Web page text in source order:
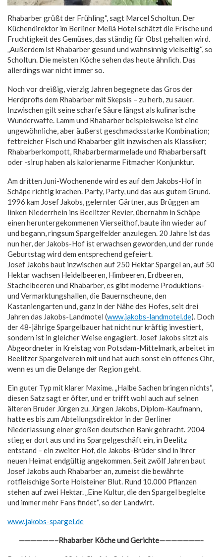
Rhabarber grüßt der Frühling“, sagt Marcel Scholtun. Der
Küchendirektor im Berliner Meliá Hotel schätzt die Frische und
Fruchtigkeit des Gemüses, das ständig für Obst gehalten wird.
„Außerdem ist Rhabarber gesund und wahnsinnig vielseitig“, so
Scholtun. Die meisten Köche sehen das heute ähnlich. Das
allerdings war nicht immer so.
Noch vor dreißig, vierzig Jahren begegnete das Gros der
Herdprofis dem Rhabarber mit Skepsis – zu herb, zu sauer.
Inzwischen gilt seine scharfe Säure längst als kulinarische
Wunderwaffe. Lamm und Rhabarber beispielsweise ist eine
ungewöhnliche, aber äußerst geschmacksstarke Kombination;
fettreicher Fisch und Rhabarber gilt inzwischen als Klassiker;
Rhabarberkompott, Rhabarbermarmelade und Rhabarbersaft
oder -sirup haben als kalorienarme Fitmacher Konjunktur.
Am dritten Juni-Wochenende wird es auf dem Jakobs-Hof in
Schäpe richtig krachen. Party, Party, und das aus gutem Grund.
1996 kam Josef Jakobs, gelernter Gärtner, aus Brüggen am
linken Niederrhein ins Beelitzer Revier, übernahm in Schäpe
einen heruntergekommenen Vierseithof, baute ihn wieder auf
und begann, ringsum Spargelfelder anzulegen. 20 Jahre ist das
nun her, der Jakobs-Hof ist erwachsen geworden, und der runde
Geburtstag wird dem entsprechend gefeiert.
Josef Jakobs baut inzwischen auf 250 Hektar Spargel an, auf 50
Hektar wachsen Heidelbeeren, Himbeeren, Erdbeeren,
Stachelbeeren und Rhabarber, es gibt moderne Produktions-
und Vermarktungshallen, die Bauernscheune, den
Kastaniengarten und, ganz in der Nähe des Hofes, seit drei
Jahren das Jakobs-Landmotel (www.jakobs-landmotel.de). Doch
der 48-jährige Spargelbauer hat nicht nur kräftig investiert,
sondern ist in gleicher Weise engagiert. Josef Jakobs sitzt als
Abgeordneter in Kreistag von Potsdam-Mittelmark, arbeitet im
Beelitzer Spargelverein mit und hat auch sonst ein offenes Ohr,
wenn es um die Belange der Region geht.
Ein guter Typ mit klarer Maxime. „Halbe Sachen bringen nichts“,
diesen Satz sagt er öfter, und er trifft wohl auch auf seinen
älteren Bruder Jürgen zu. Jürgen Jakobs, Diplom-Kaufmann,
hatte es bis zum Abteilungsdirektor in der Berliner
Niederlassung einer großen deutschen Bank gebracht. 2004
stieg er dort aus und ins Spargelgeschäft ein, in Beelitz
entstand – ein zweiter Hof, die Jakobs-Brüder sind in ihrer
neuen Heimat endgültig angekommen. Seit zwölf Jahren baut
Josef Jakobs auch Rhabarber an, zumeist die bewährte
rotfleischige Sorte Holsteiner Blut. Rund 10.000 Pflanzen
stehen auf zwei Hektar. „Eine Kultur, die den Spargel begleite
und immer mehr Fans findet“, so der Landwirt.
www.jakobs-spargel.de
——————–Rhabarber Köche und Gerichte———————-